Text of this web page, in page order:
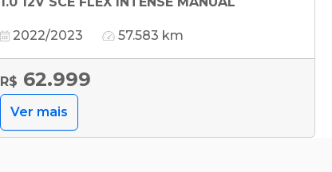
2022/2023 57.583 km
R$ 62.999
Ver mais